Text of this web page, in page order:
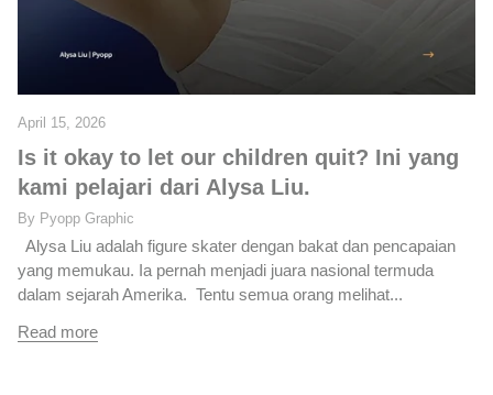
April 15, 2026
Is it okay to let our children quit? Ini yang
kami pelajari dari Alysa Liu.
By Pyopp Graphic
Alysa Liu adalah figure skater dengan bakat dan pencapaian
yang memukau. Ia pernah menjadi juara nasional termuda
dalam sejarah Amerika. Tentu semua orang melihat...
Read more